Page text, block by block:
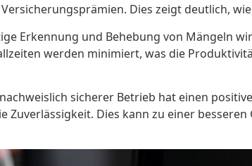
Dies zeigt deutlich,
Erkennung und Behebung von Mängeln
werden minimiert, was die
sicherer Betrieb hat einen
Dies kann zu einer